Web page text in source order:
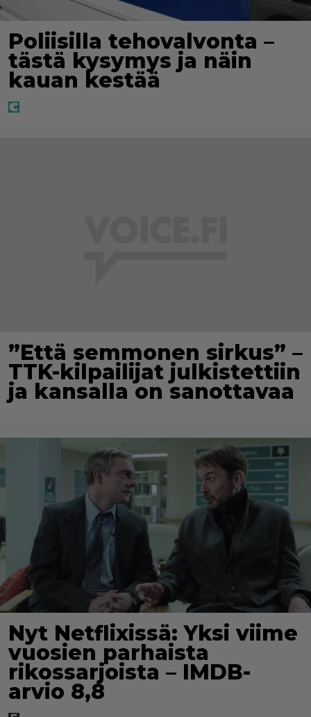
Poliisilla tehovalvonta –
tästä kysymys ja näin
kauan kestää
”Että semmonen sirkus” –
TTK-kilpailijat julkistettiin
ja kansalla on sanottavaa
Nyt Netflixissä: Yksi viime
vuosien parhaista
rikossarjoista – IMDB-
arvio 8,8